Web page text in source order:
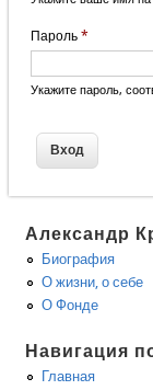
Пароль *
Укажите пароль,
Александр
Биография
О жизни, о себе
О Фонде
Навигация
Главная